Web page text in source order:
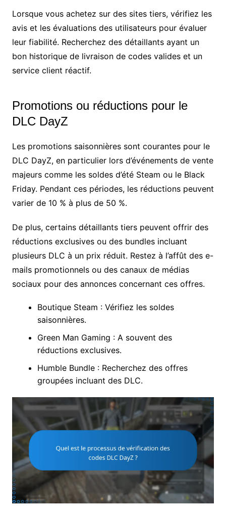
Lorsque vous achetez sur des sites tiers, vérifiez les
avis et les évaluations des utilisateurs pour évaluer
leur fiabilité. Recherchez des détaillants ayant un
bon historique de livraison de codes valides et un
service client réactif.
Promotions ou réductions pour le
DLC DayZ
Les promotions saisonnières sont courantes pour le
DLC DayZ, en particulier lors d’événements de vente
majeurs comme les soldes d’été Steam ou le Black
Friday. Pendant ces périodes, les réductions peuvent
varier de 10 % à plus de 50 %.
De plus, certains détaillants tiers peuvent offrir des
réductions exclusives ou des bundles incluant
plusieurs DLC à un prix réduit. Restez à l’affût des e-
mails promotionnels ou des canaux de médias
sociaux pour des annonces concernant ces offres.
Boutique Steam : Vérifiez les soldes
saisonnières.
Green Man Gaming : A souvent des
réductions exclusives.
Humble Bundle : Recherchez des offres
groupées incluant des DLC.